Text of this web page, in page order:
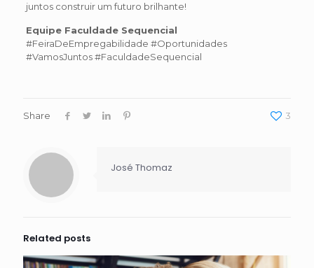
juntos construir um futuro brilhante!
Equipe Faculdade Sequencial
#FeiraDeEmpregabilidade #Oportunidades
#VamosJuntos #FaculdadeSequencial
Share 3
José Thomaz
Related posts